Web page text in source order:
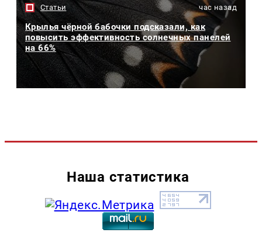
Статьи час назад
Крылья чёрной бабочки подсказали, как
повысить эффективность солнечных панелей
на 66%
Наша статистика